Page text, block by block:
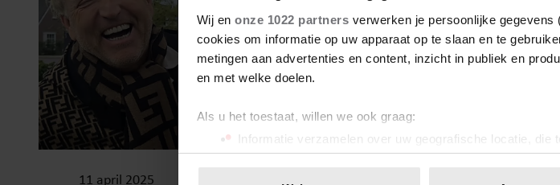
Wij en onze 1022 partners verwerken je persoonlijke
cookies om informatie op uw apparaat op te slaan en te
metingen aan advertenties en content, inzicht in publiek en
en met welke doelen.
Als u het toestaat, willen we ook graag:
Informatie verzamelen over uw geografische locatie, die
Uw apparaat identificeren door het actief te scannen op
11 april 2025